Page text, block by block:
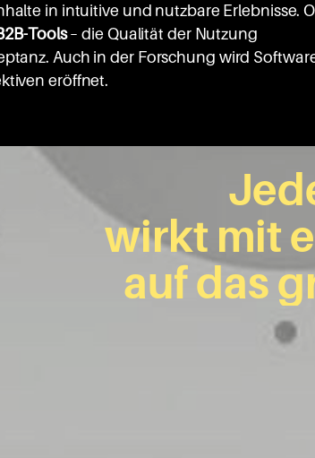
in intuitive und nutzbare Erlebnisse.
Tools– die Qualität der Nutzung
Auch in der Forschung wird
eröffnet.
wirkt mit
auf das